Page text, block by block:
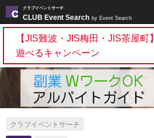
クラブイベントサーチ
CLUB Event Search by Event Search
【JIS難波・JIS梅田・JIS茶屋町
遊べるキャンペーン
クラブイベントサーチ